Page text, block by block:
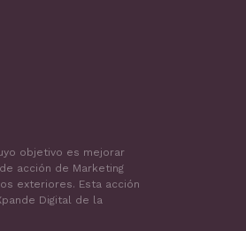
objetivo es mejorar
acción de Marketing
exteriores. Esta acción
Digital de la